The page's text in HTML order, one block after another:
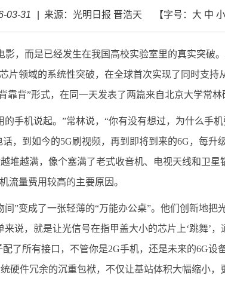
03-31 来源：光明日报 晋浩天 【字号： 大 中 小
影，而是已经发生在我国高校实验室里的真实突破
片领域的系统性突破，在全球首次实现了同时支持
靠背”形式，在同一天发表了两篇来自北京大学常林
手机说起。”常林说，“你有没有想过，为什么手
，到如今的5G刷视频，再到即将到来的6G，每升
堆越满，像个塞满了老式收音机、电视天线和卫
流量费用较高的主要原因。
”变成了一张轻薄的“万能办公桌”。他们创新地把
说，就是让光信号在指甲盖大小的芯片上‘跳舞’
了所有接口，不管你是2G手机，还是未来的6G设
硬件冗余的沉重包袱，不仅让基站体积大幅缩小，